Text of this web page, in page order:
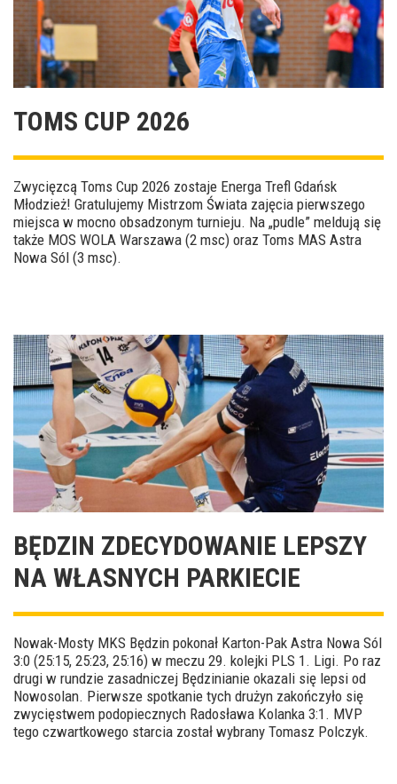
TOMS CUP 2026
Zwycięzcą Toms Cup 2026 zostaje Energa Trefl Gdańsk
Młodzież! Gratulujemy Mistrzom Świata zajęcia pierwszego
miejsca w mocno obsadzonym turnieju. Na „pudle” meldują się
także MOS WOLA Warszawa (2 msc) oraz Toms MAS Astra
Nowa Sól (3 msc).
BĘDZIN ZDECYDOWANIE LEPSZY
NA WŁASNYCH PARKIECIE
Nowak-Mosty MKS Będzin pokonał Karton-Pak Astra Nowa Sól
3:0 (25:15, 25:23, 25:16) w meczu 29. kolejki PLS 1. Ligi. Po raz
drugi w rundzie zasadniczej Będzinianie okazali się lepsi od
Nowosolan. Pierwsze spotkanie tych drużyn zakończyło się
zwycięstwem podopiecznych Radosława Kolanka 3:1. MVP
tego czwartkowego starcia został wybrany Tomasz Polczyk.